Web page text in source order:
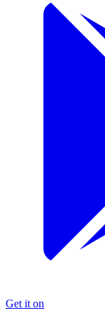
Get it on